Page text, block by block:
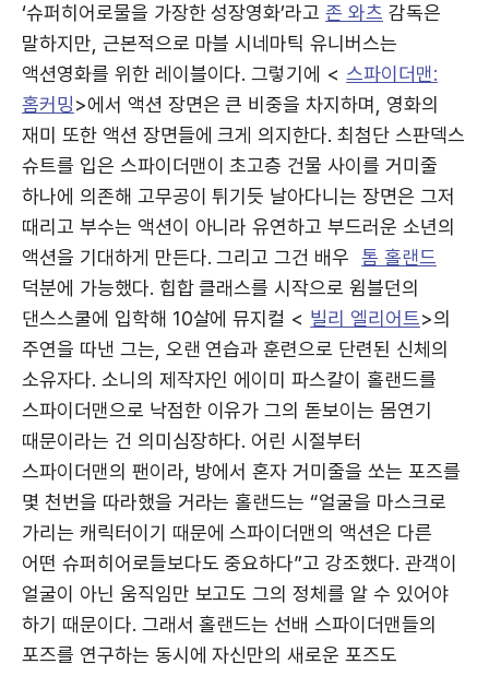
‘슈퍼히어로물을 가장한 성장영화’라고존 와츠 감독은
말하지만, 근본적으로 마블 시네마틱 유니버스는
액션영화를 위한 레이블이다. 그렇기에 < 스파이더맨:
홈커밍>에서 액션 장면은 큰 비중을 차지하며, 영화의
재미 또한 액션 장면들에 크게 의지한다. 최첨단 스판덱스
슈트를 입은 스파이더맨이 초고층 건물 사이를 거미줄
하나에 의존해 고무공이 튀기듯 날아다니는 장면은 그저
때리고 부수는 액션이 아니라 유연하고 부드러운 소년의
액션을 기대하게 만든다. 그리고 그건 배우 톰 홀랜드
덕분에 가능했다. 힙합 클래스를 시작으로 윔블던의
댄스스쿨에 입학해 10살에 뮤지컬 < 빌리 엘리어트>의
주연을 따낸 그는, 오랜 연습과 훈련으로 단련된 신체의
소유자다. 소니의 제작자인 에이미 파스칼이 홀랜드를
스파이더맨으로 낙점한 이유가 그의 돋보이는 몸연기
때문이라는 건 의미심장하다. 어린 시절부터
스파이더맨의 팬이라, 방에서 혼자 거미줄을 쏘는 포즈를
몇 천번을 따라했을 거라는 홀랜드는 “얼굴을 마스크로
가리는 캐릭터이기 때문에 스파이더맨의 액션은 다른
어떤 슈퍼히어로들보다도 중요하다”고 강조했다. 관객이
얼굴이 아닌 움직임만 보고도 그의 정체를 알 수 있어야
하기 때문이다. 그래서 홀랜드는 선배 스파이더맨들의
포즈를 연구하는 동시에 자신만의 새로운 포즈도